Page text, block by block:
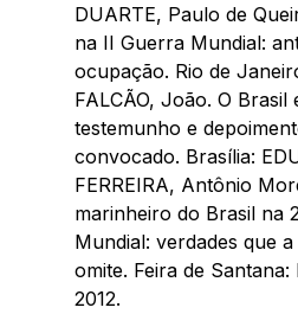
DUARTE, Paulo de
na II Guerra Mundial:
ocupação. Rio de
FALCÃO, João. O Brasil
testemunho e
convocado. Brasília:
FERREIRA, Antônio
marinheiro do Brasil na
Mundial: verdades que
omite. Feira de Santana:
2012.